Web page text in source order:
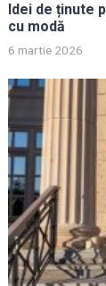
Idei de ținute
cu modă
6 martie 2026